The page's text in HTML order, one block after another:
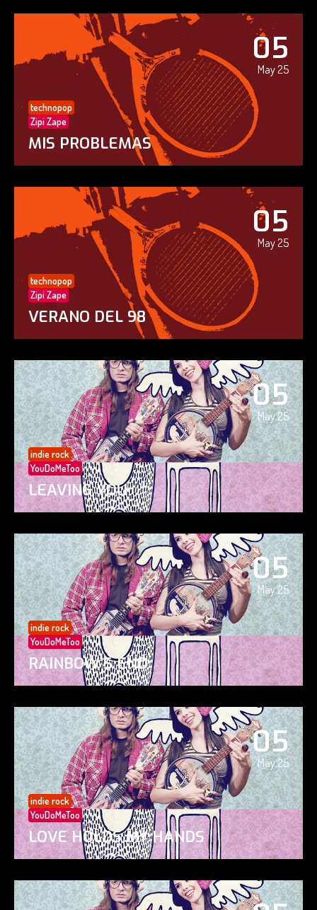
05
May 25
technopop
Zipi Zape
MIS PROBLEMAS
05
May 25
technopop
Zipi Zape
VERANO DEL 98
05
May 25
indie rock
YouDoMeToo
LEAVING YOU
05
May 25
indie rock
YouDoMeToo
RAINBOW’S END
05
May 25
indie rock
YouDoMeToo
LOVE HOLDS MY HANDS